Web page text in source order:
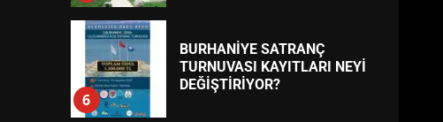
6
BURHANİYE SATRANÇ
TURNUVASI KAYITLARI NEYİ
DEĞİŞTİRİYOR?